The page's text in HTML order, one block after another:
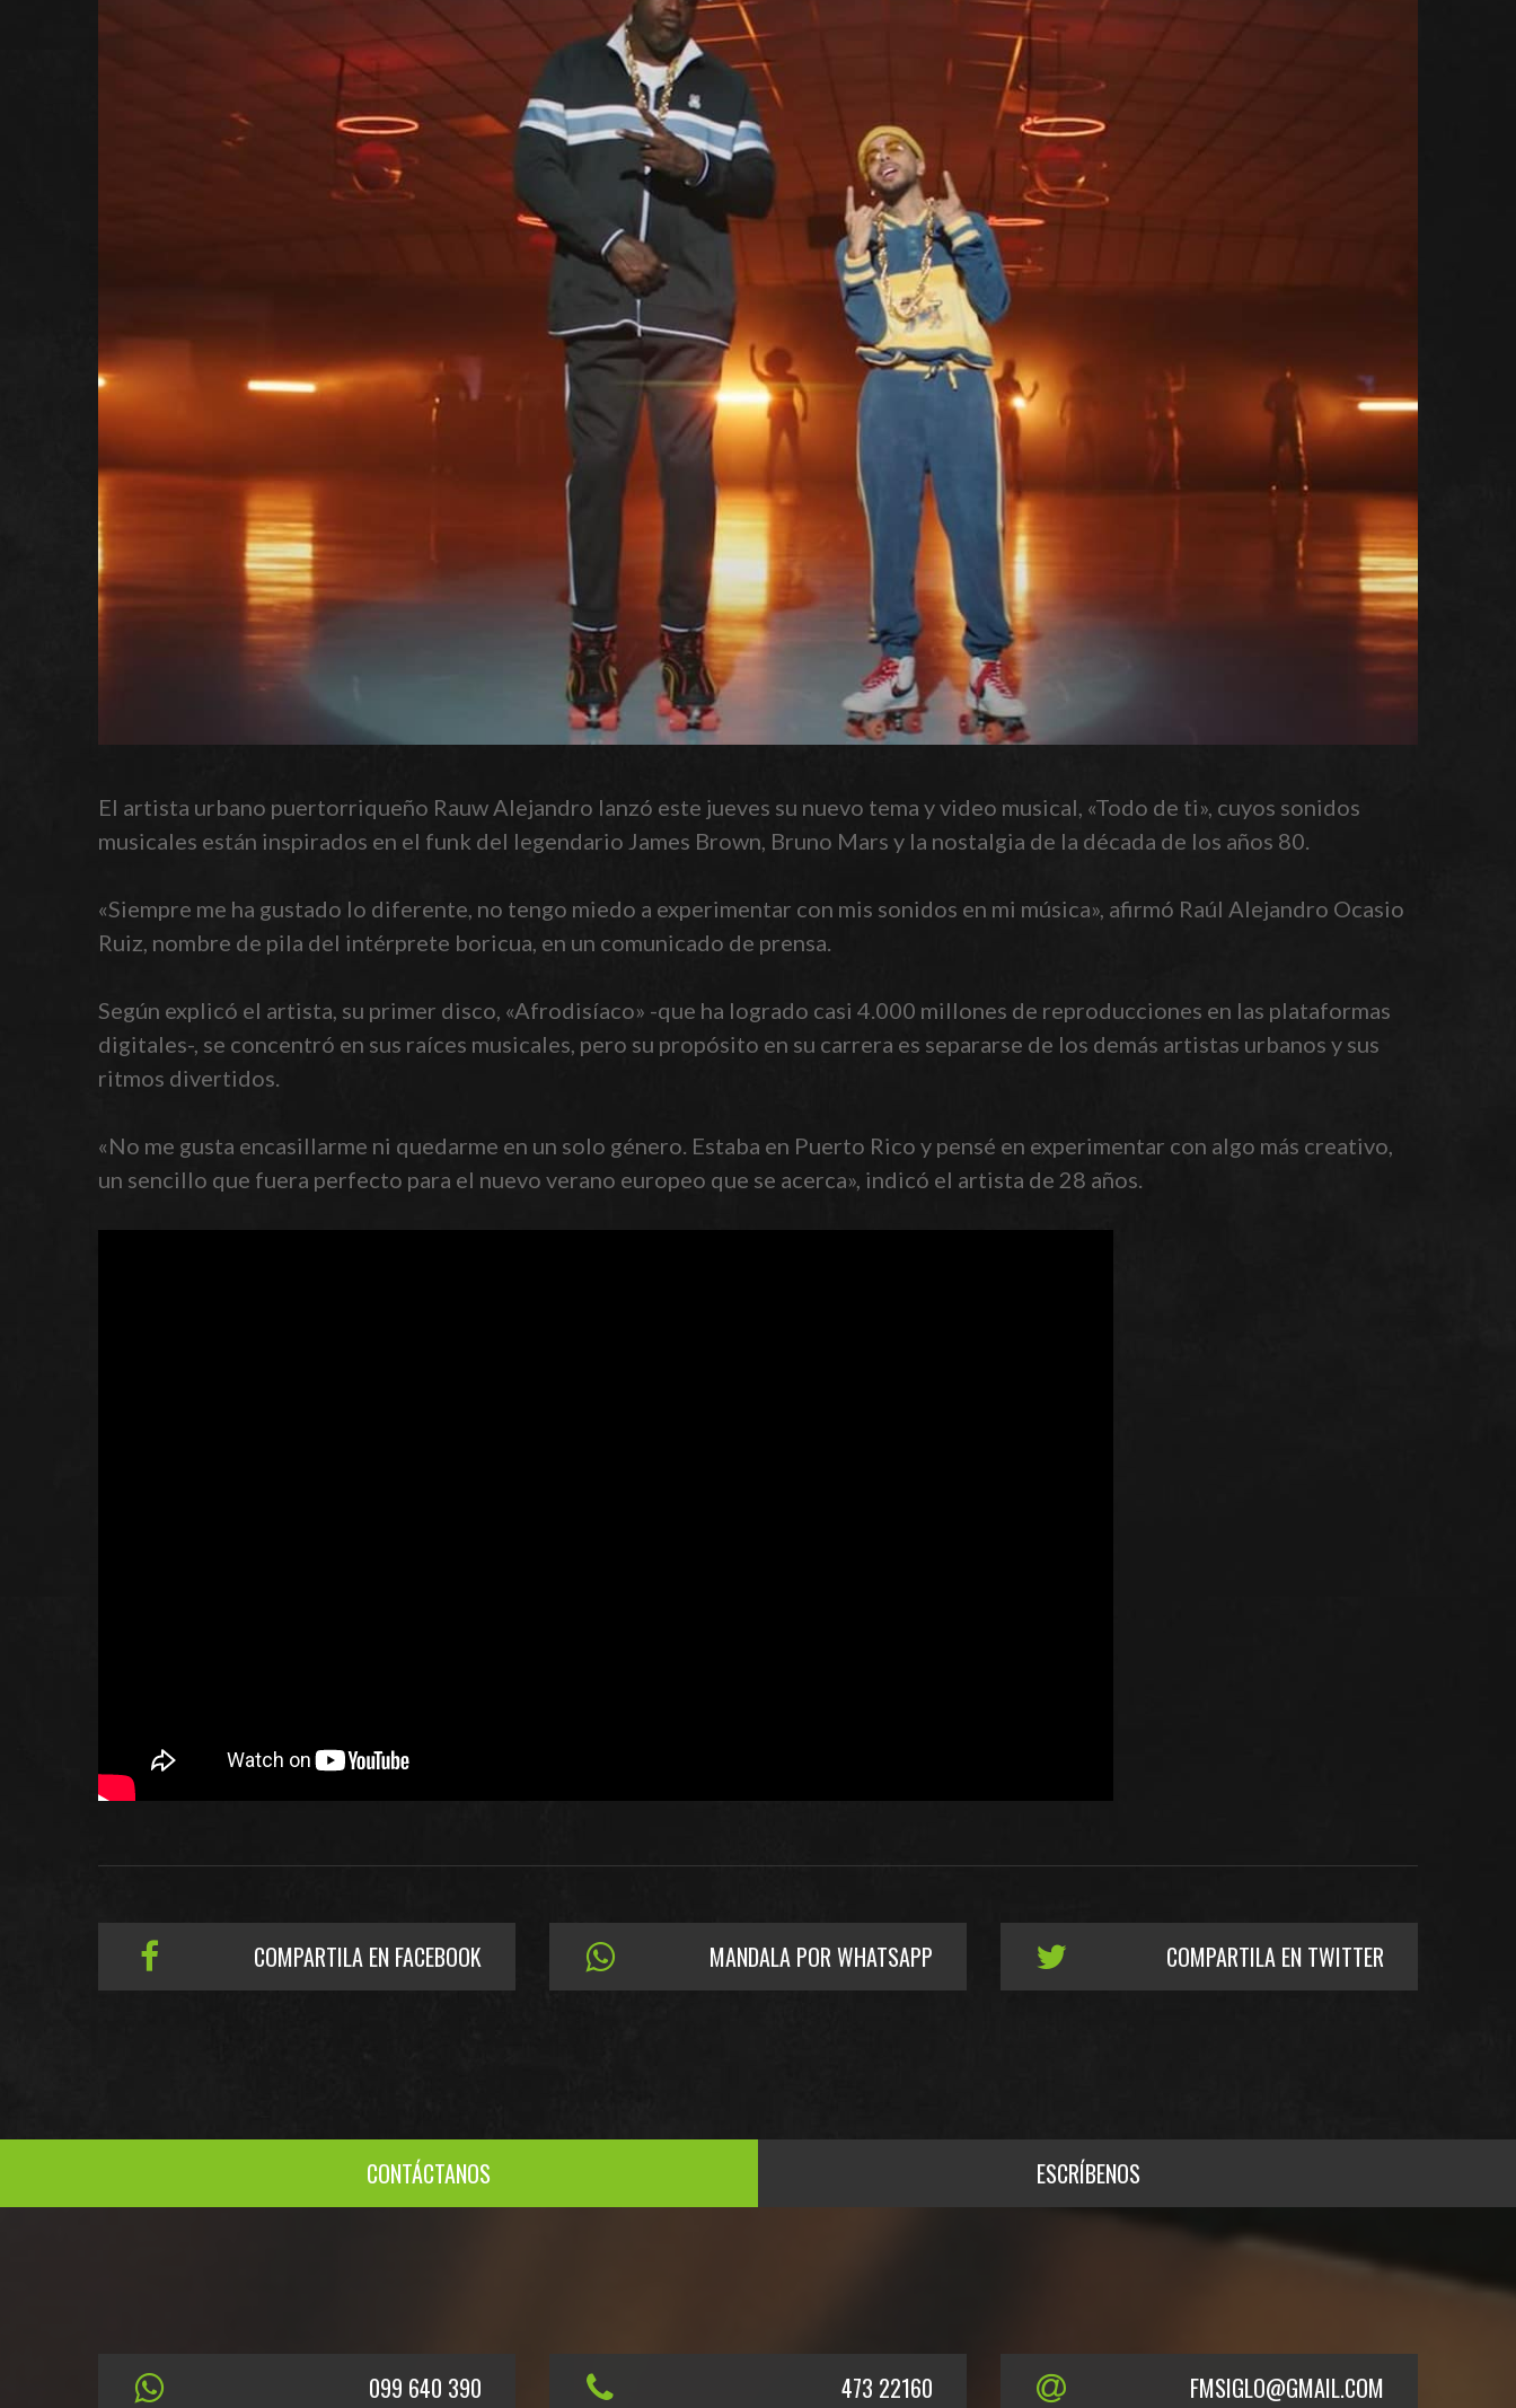
El artista urbano puertorriqueño Rauw Alejandro lanzó este jueves su nuevo tema y video musical, «Todo de ti», cuyos sonidos
musicales están inspirados en el funk del legendario James Brown, Bruno Mars y la nostalgia de la década de los años 80.
«Siempre me ha gustado lo diferente, no tengo miedo a experimentar con mis sonidos en mi música», afirmó Raúl Alejandro Ocasio
Ruiz, nombre de pila del intérprete boricua, en un comunicado de prensa.
Según explicó el artista, su primer disco, «Afrodisíaco» -que ha logrado casi 4.000 millones de reproducciones en las plataformas
digitales-, se concentró en sus raíces musicales, pero su propósito en su carrera es separarse de los demás artistas urbanos y sus
ritmos divertidos.
«No me gusta encasillarme ni quedarme en un solo género. Estaba en Puerto Rico y pensé en experimentar con algo más creativo,
un sencillo que fuera perfecto para el nuevo verano europeo que se acerca», indicó el artista de 28 años.
COMPARTILA EN FACEBOOK MANDALA POR WHATSAPP COMPARTILA EN TWITTER
CONTÁCTANOS ESCRÍBENOS
099 640 390 473 22160 FMSIGLO@GMAIL.COM